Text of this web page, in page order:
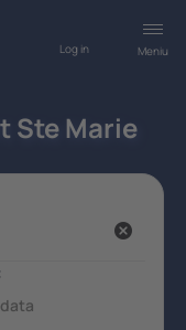
Meniu
Log in
Ste Marie